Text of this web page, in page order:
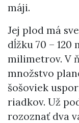
máji.
Jej plod má
dĺžku 70 –
milimetrov. V
množstvo
šošoviek
riadkov. Už
rozoznať dva